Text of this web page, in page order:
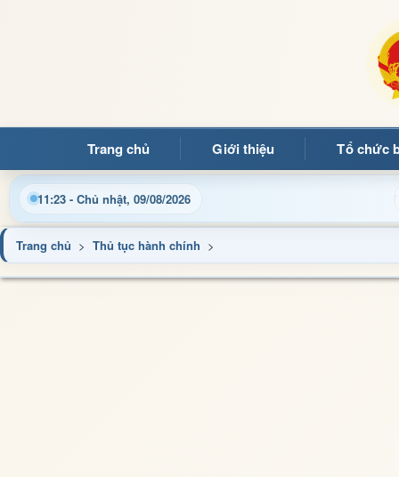
Trang chủ Giới thiệu Tổ chức
11:23 - Chủ nhật, 09/08/2026
Chào mừng quý bạn đọc đến với Trang thông tin điện tử xã
Trang chủ > Thủ tục hành chính >